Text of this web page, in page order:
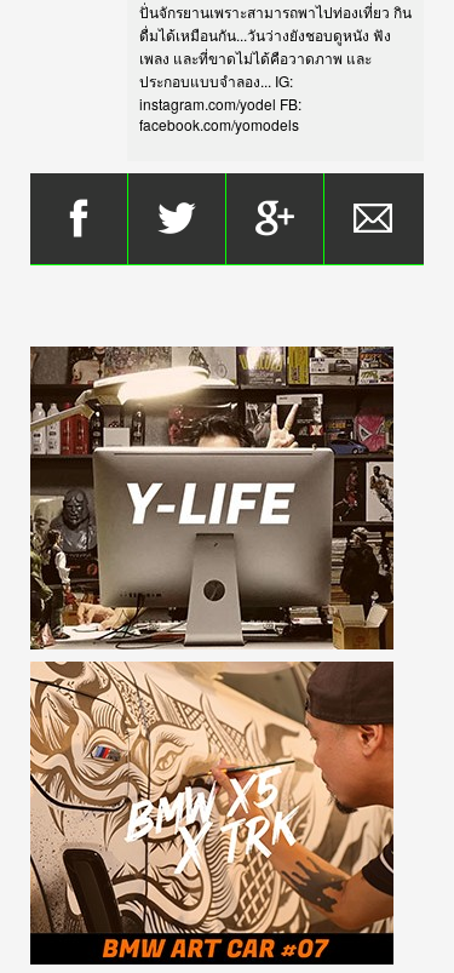
ปั่นจักรยานเพราะสามารถพาไปท่องเที่ยว กิน
ดื่มได้เหมือนกัน...วันว่างยังชอบดูหนัง ฟัง
เพลง และที่ขาดไม่ได้คือวาดภาพ และ
ประกอบแบบจำลอง... IG:
instagram.com/yodel FB:
facebook.com/yomodels